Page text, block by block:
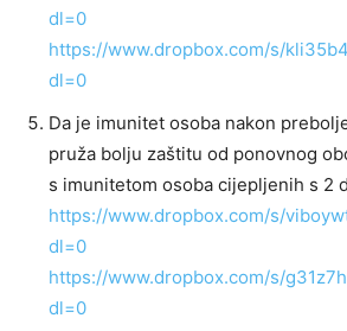
dl=0
https://www.dropbox.com/s/
dl=0
Da je imunitet osoba nakon
pruža bolju zaštitu od ponovnog
s imunitetom osoba cijepljenih s 2
https://www.dropbox.com/s/
dl=0
https://www.dropbox.com/s/
dl=0